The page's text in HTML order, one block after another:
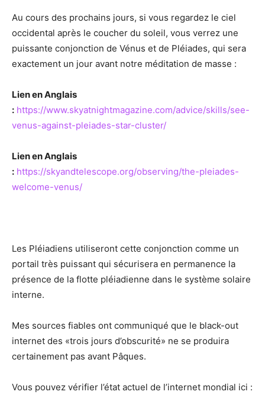
Au cours des prochains jours, si vous regardez le ciel
occidental après le coucher du soleil, vous verrez une
puissante conjonction de Vénus et de Pléiades, qui sera
exactement un jour avant notre méditation de masse :
Lien en Anglais
: https://www.skyatnightmagazine.com/advice/skills/see-
venus-against-pleiades-star-cluster/
Lien en Anglais
: https://skyandtelescope.org/observing/the-pleiades-
welcome-venus/
Les Pléiadiens utiliseront cette conjonction comme un
portail très puissant qui sécurisera en permanence la
présence de la flotte pléiadienne dans le système solaire
interne.
Mes sources fiables ont communiqué que le black-out
internet des «trois jours d’obscurité» ne se produira
certainement pas avant Pâques.
Vous pouvez vérifier l’état actuel de l’internet mondial ici :